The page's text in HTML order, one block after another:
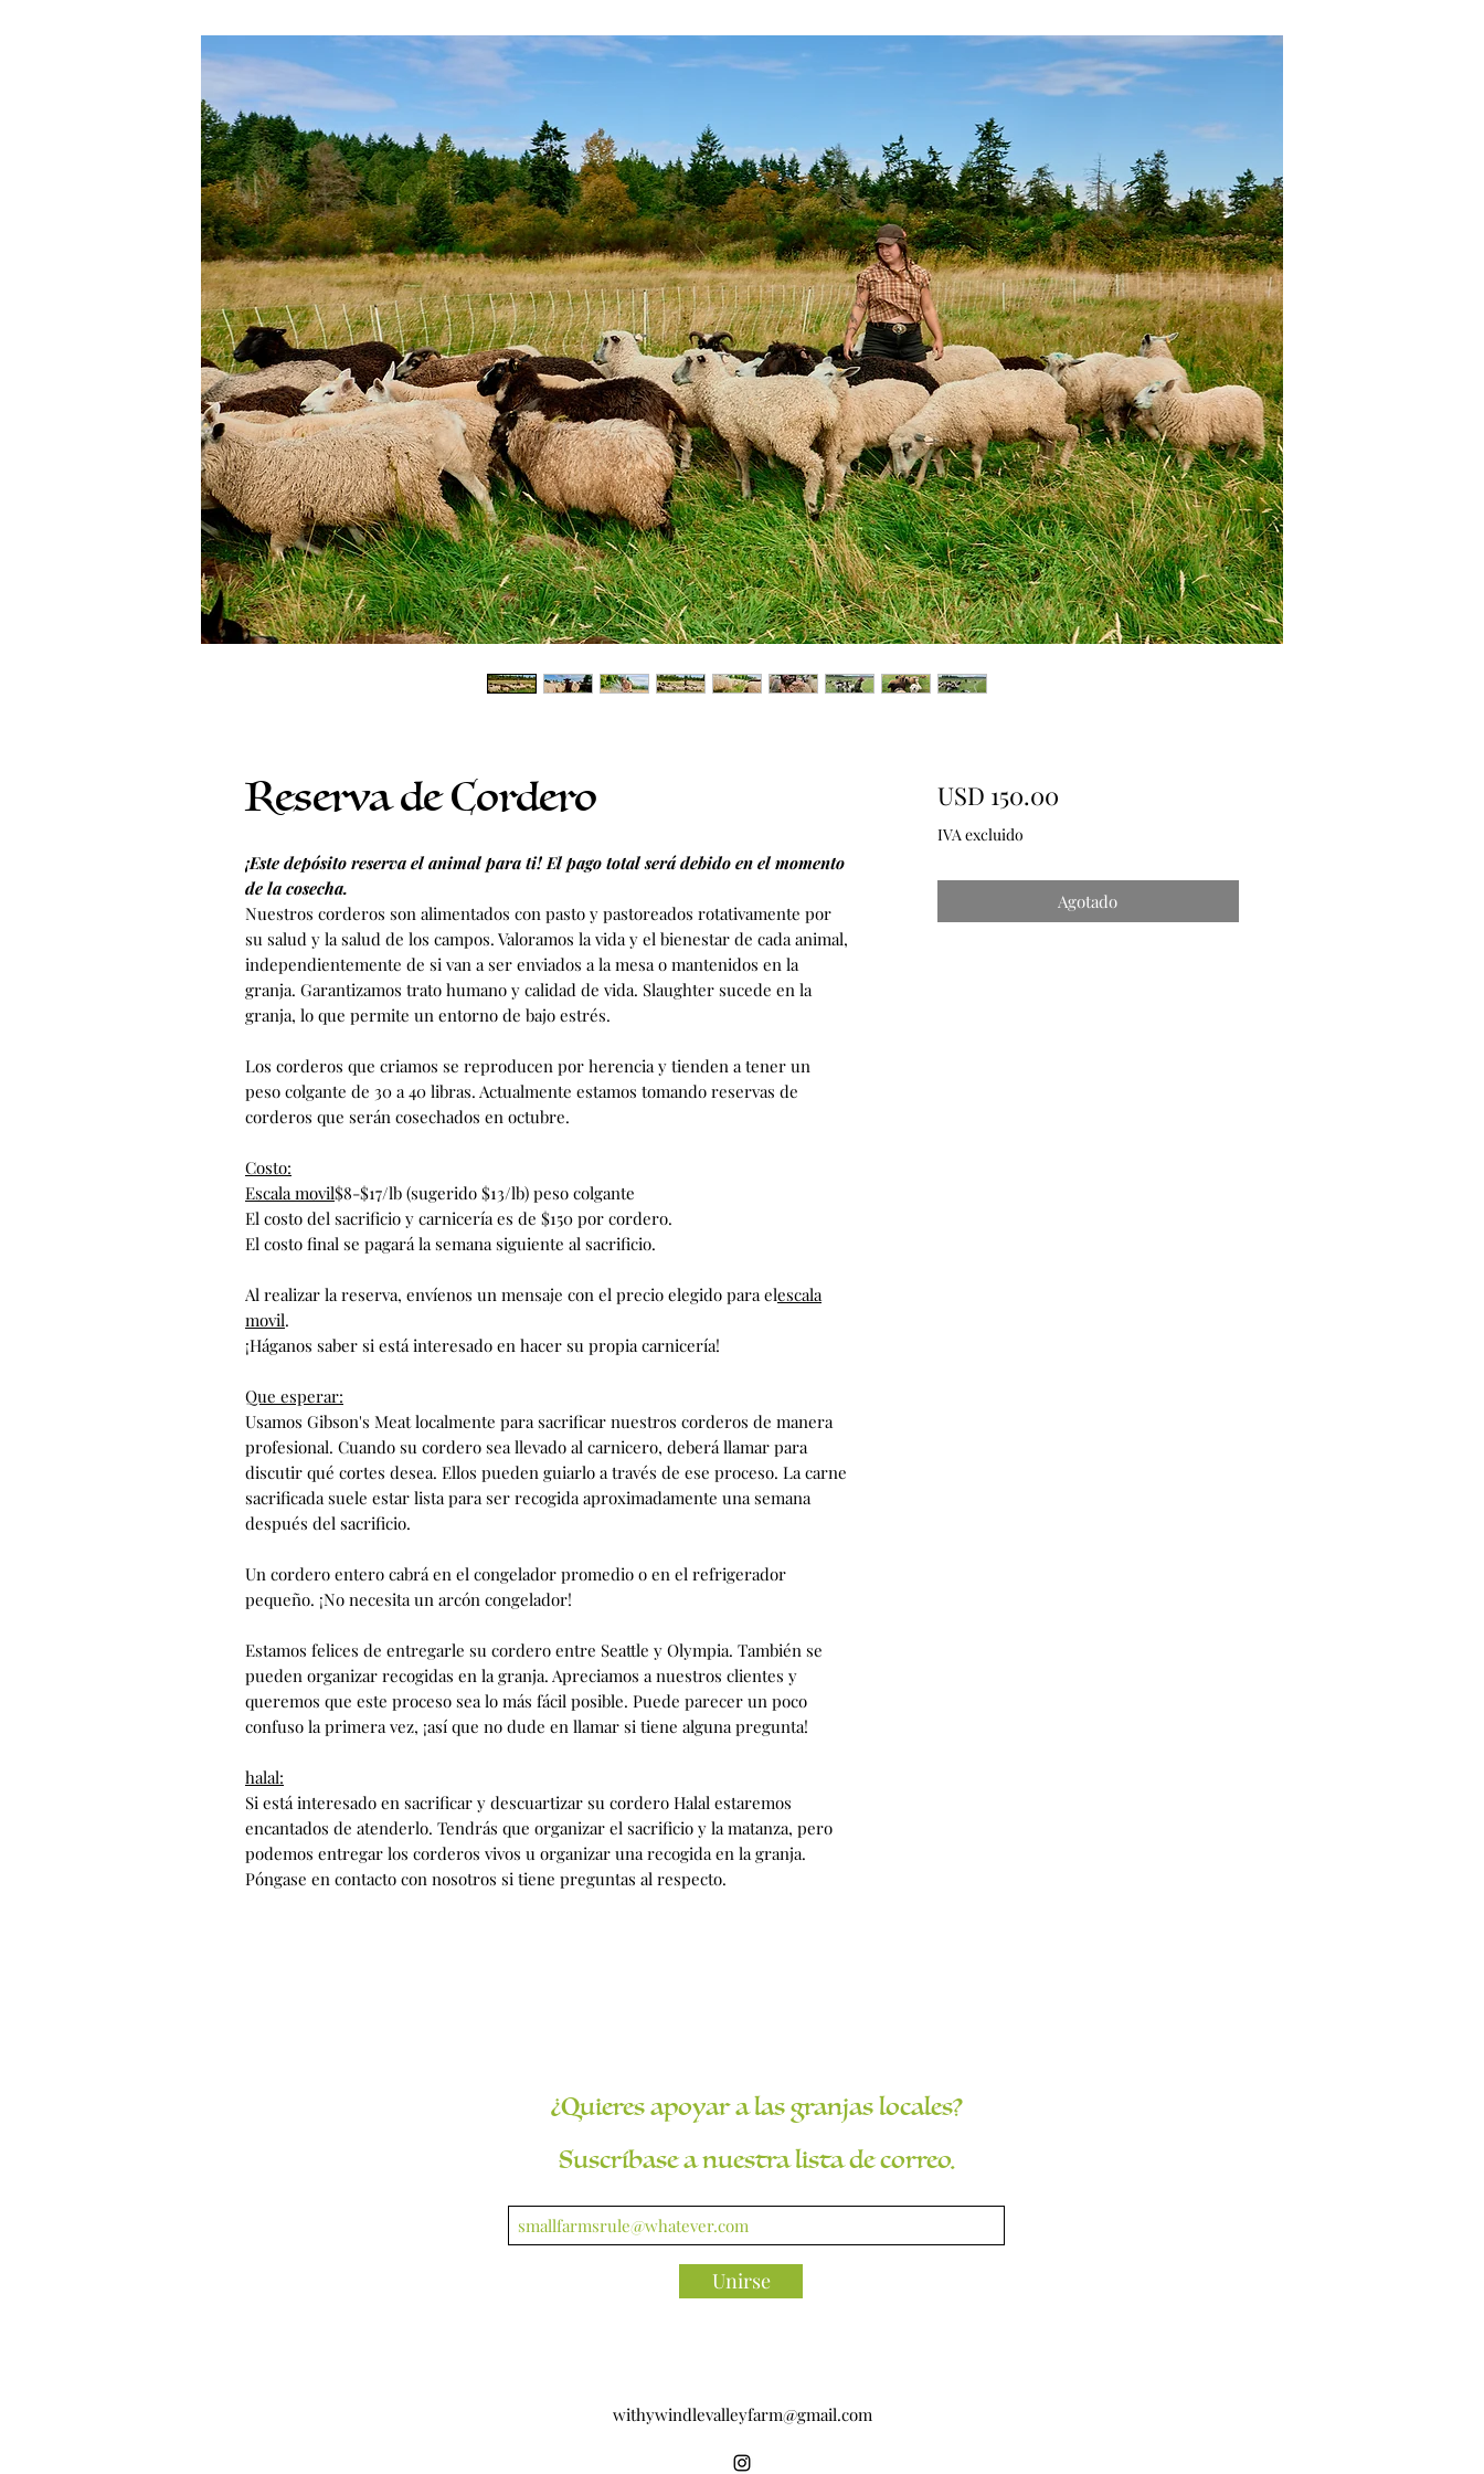
Reserva de Cordero
¡Este depósito reserva el animal para ti! El pago total será debido en el momento
de la cosecha.
Nuestros corderos son alimentados con pasto y pastoreados rotativamente por
su salud y la salud de los campos. Valoramos la vida y el bienestar de cada animal,
independientemente de si van a ser enviados a la mesa o mantenidos en la
granja. Garantizamos trato humano y calidad de vida. Slaughter sucede en la
granja, lo que permite un entorno de bajo estrés.
Los corderos que criamos se reproducen por herencia y tienden a tener un
peso colgante de 30 a 40 libras. Actualmente estamos tomando reservas de
corderos que serán cosechados en octubre.
Costo:
Escala movil$8-$17/lb (sugerido $13/lb) peso colgante
El costo del sacrificio y carnicería es de $150 por cordero.
El costo final se pagará la semana siguiente al sacrificio.
Al realizar la reserva, envíenos un mensaje con el precio elegido para elescala
movil.
¡Háganos saber si está interesado en hacer su propia carnicería!
Que esperar:
Usamos Gibson's Meat localmente para sacrificar nuestros corderos de manera
profesional. Cuando su cordero sea llevado al carnicero, deberá llamar para
discutir qué cortes desea. Ellos pueden guiarlo a través de ese proceso. La carne
sacrificada suele estar lista para ser recogida aproximadamente una semana
después del sacrificio.
Un cordero entero cabrá en el congelador promedio o en el refrigerador
pequeño. ¡No necesita un arcón congelador!
Estamos felices de entregarle su cordero entre Seattle y Olympia. También se
pueden organizar recogidas en la granja. Apreciamos a nuestros clientes y
queremos que este proceso sea lo más fácil posible. Puede parecer un poco
confuso la primera vez, ¡así que no dude en llamar si tiene alguna pregunta!
halal:
Si está interesado en sacrificar y descuartizar su cordero Halal estaremos
encantados de atenderlo. Tendrás que organizar el sacrificio y la matanza, pero
podemos entregar los corderos vivos u organizar una recogida en la granja.
Póngase en contacto con nosotros si tiene preguntas al respecto.
USD 150.00Precio
IVA excluido
Agotado
¿Quieres apoyar a las granjas locales?
Suscríbase a nuestra lista de correo.
Unirse
withywindlevalleyfarm@gmail.com